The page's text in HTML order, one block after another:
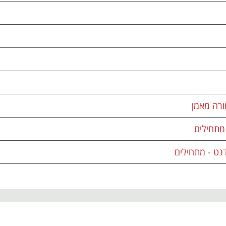
מאמן
- מתחילים